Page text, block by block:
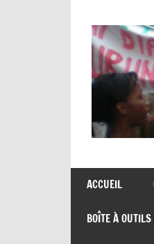
content
CGT
de
syndicats
insertion
ACCUEIL
BOÎTE À